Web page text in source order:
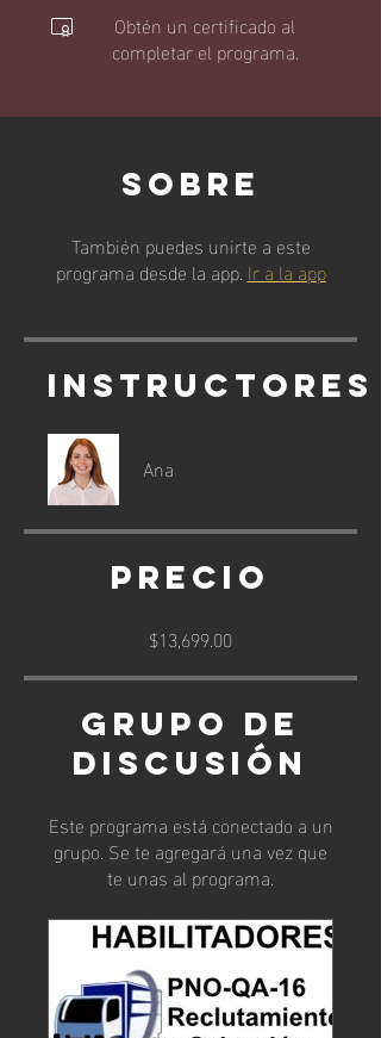
Obtén un certificado al
completar el programa.
Sobre
También puedes unirte a este
programa desde la app. Ir a la app
Instructores
Ana
Precio
$13,699.00
Grupo de
discusión
Este programa está conectado a un
grupo. Se te agregará una vez que
te unas al programa.